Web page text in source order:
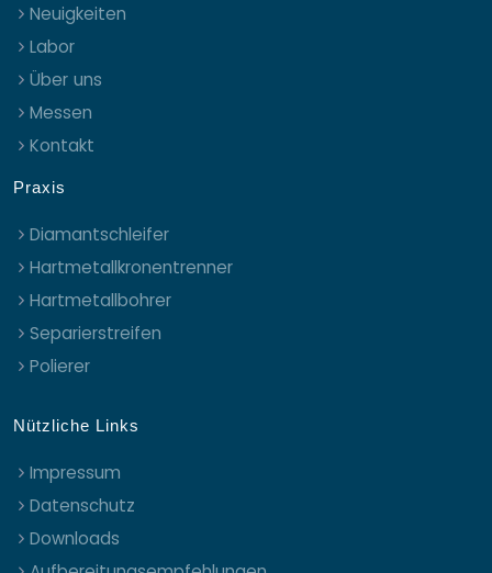
Neuigkeiten
Labor
Über uns
Messen
Kontakt
Praxis
Diamantschleifer
Hartmetallkronentrenner
Hartmetallbohrer
Separierstreifen
Polierer
Nützliche Links
Impressum
Datenschutz
Downloads